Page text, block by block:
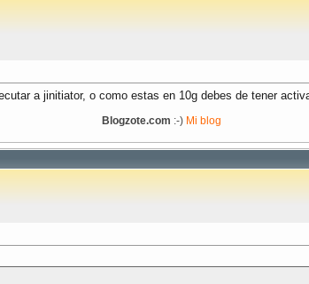
a jinitiator, o como estas en 10g debes de tener
Blogzote.com :-) Mi blog